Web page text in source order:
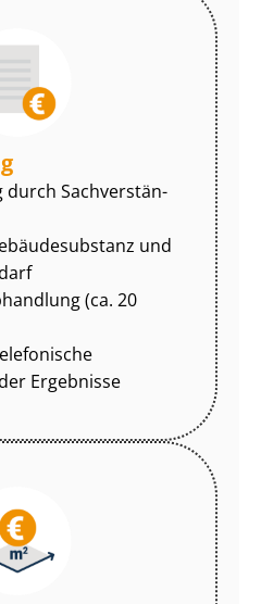
durch Sach­ver­stän­
und
(ca. 20
Ergebnisse